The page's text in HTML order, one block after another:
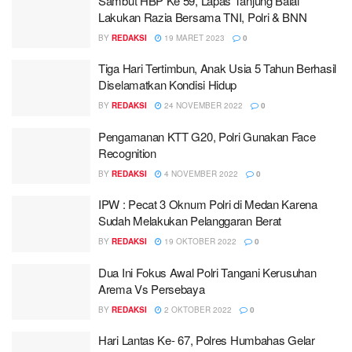
Lakukan Razia Bersama TNI, Polri & BNN
BY REDAKSI 19 MARET 2023 0
Tiga Hari Tertimbun, Anak Usia 5 Tahun Berhasil
Diselamatkan Kondisi Hidup
BY REDAKSI 24 NOVEMBER 2022 0
Pengamanan KTT G20, Polri Gunakan Face
Recognition
BY REDAKSI 4 NOVEMBER 2022 0
IPW : Pecat 3 Oknum Polri di Medan Karena
Sudah Melakukan Pelanggaran Berat
BY REDAKSI 19 OKTOBER 2022 0
Dua Ini Fokus Awal Polri Tangani Kerusuhan
Arema Vs Persebaya
BY REDAKSI 2 OKTOBER 2022 0
Hari Lantas Ke- 67, Polres Humbahas Gelar